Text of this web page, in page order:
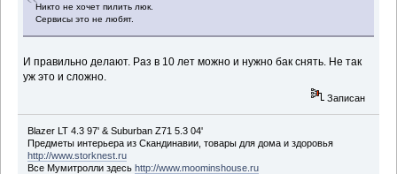
Никто не хочет пилить люк.
Сервисы это не любят.
И правильно делают. Раз в 10 лет можно и нужно бак снять. Не так
уж это и сложно.
Записан
Blazer LT 4.3 97' & Suburban Z71 5.3 04'
Предметы интерьера из Скандинавии, товары для дома и здоровья
http://www.storknest.ru
Все Мумитролли здесь http://www.moominshouse.ru